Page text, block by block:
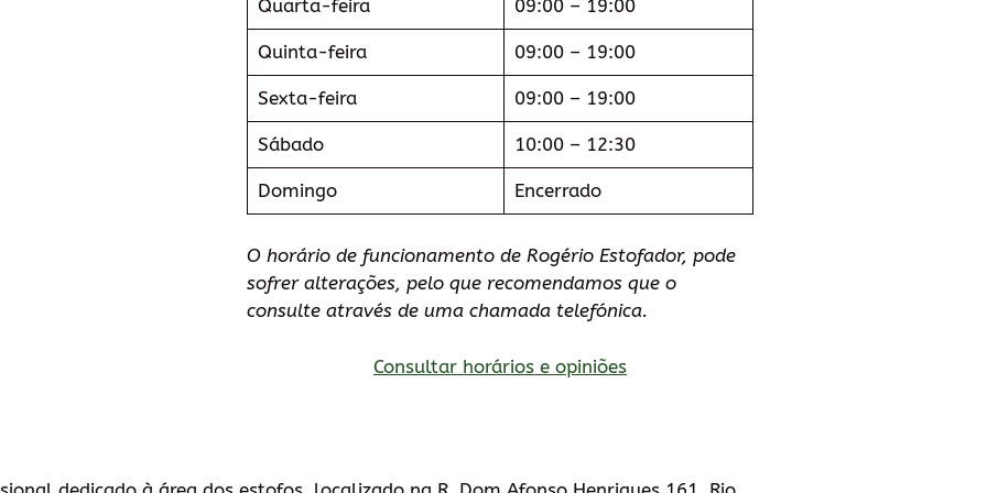
Quarta-feira 09:00 – 19:00
Quinta-feira 09:00 – 19:00
Sexta-feira 09:00 – 19:00
Sábado 10:00 – 12:30
Domingo Encerrado
O horário de funcionamento de Rogério Estofador, pode
sofrer alterações, pelo que recomendamos que o
consulte através de uma chamada telefónica.
Consultar horários e opiniões